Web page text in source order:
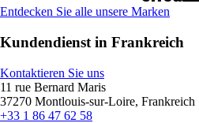
Entdecken Sie alle unsere Marken
Kundendienst in Frankreich
Kontaktieren Sie uns
11 rue Bernard Maris
37270 Montlouis-sur-Loire, Frankreich
+33 1 86 47 62 58